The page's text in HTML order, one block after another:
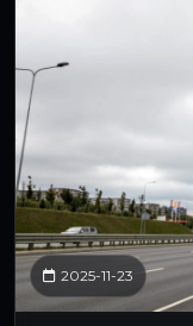
2025-11-23